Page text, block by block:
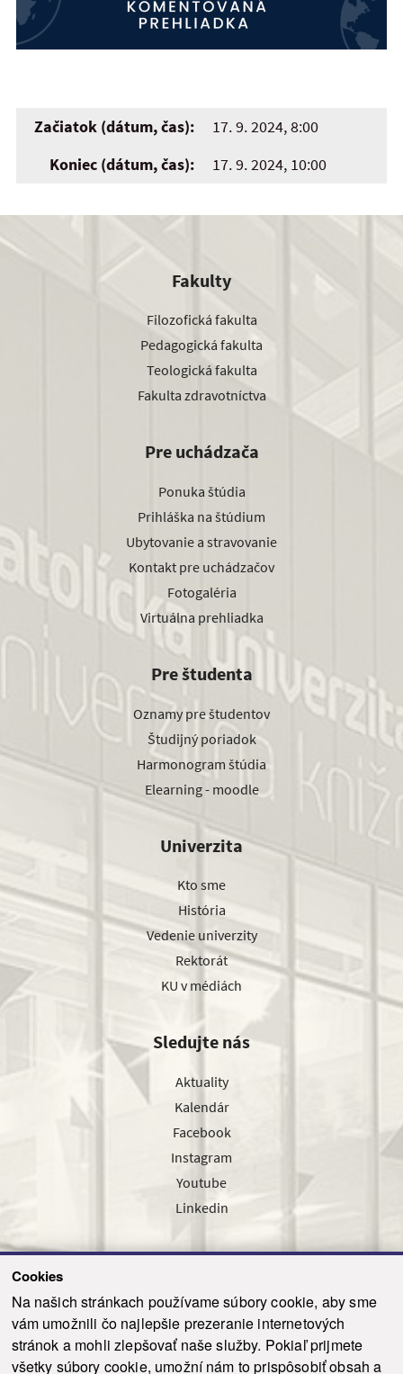
Cookies
Na našich stránkach používame súbory cookie, aby sme
vám umožnili čo najlepšie prezeranie internetových
stránok a mohli zlepšovať naše služby. Pokiaľ prijmete
všetky súbory cookie, umožní nám to prispôsobiť obsah a
Začiatok (dátum, čas):
17. 9. 2024, 8:00
Koniec (dátum, čas):
17. 9. 2024, 10:00
Fakulty
Filozofická fakulta
Pedagogická fakulta
Teologická fakulta
Fakulta zdravotníctva
Pre uchádzača
Ponuka štúdia
Prihláška na štúdium
Ubytovanie a stravovanie
Kontakt pre uchádzačov
Fotogaléria
Virtuálna prehliadka
Pre študenta
Oznamy pre študentov
Študijný poriadok
Harmonogram štúdia
Elearning - moodle
Univerzita
Kto sme
História
Vedenie univerzity
Rektorát
KU v médiách
Sledujte nás
Aktuality
Kalendár
Facebook
Instagram
Youtube
Linkedin